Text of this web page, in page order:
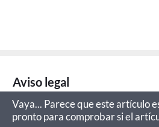
Aviso legal
Vaya... Parece que este artículo
pronto para comprobar si el